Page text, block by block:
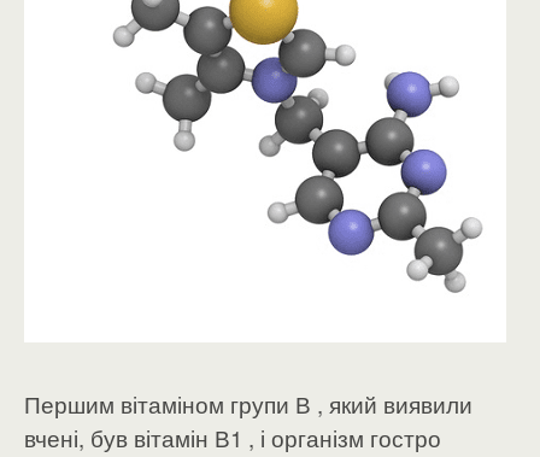
Першим вітаміном групи В , який виявили
вчені, був вітамін В1 , і організм гостро